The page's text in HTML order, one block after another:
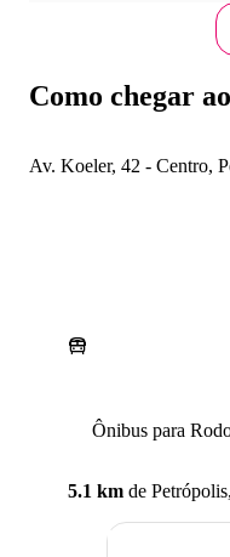
Como chegar
Av. Koeler, 42 - Centro,
Ônibus para
5.1 km de